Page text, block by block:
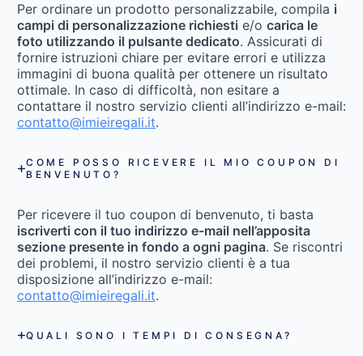
Per ordinare un prodotto personalizzabile, compila i
campi di personalizzazione richiesti e/o carica le
foto utilizzando il pulsante dedicato. Assicurati di
fornire istruzioni chiare per evitare errori e utilizza
immagini di buona qualità per ottenere un risultato
ottimale. In caso di difficoltà, non esitare a
contattare il nostro servizio clienti all’indirizzo e-mail:
contatto@imieiregali.it.
COME POSSO RICEVERE IL MIO COUPON DI
BENVENUTO?
Per ricevere il tuo coupon di benvenuto, ti basta
iscriverti con il tuo indirizzo e-mail nell’apposita
sezione presente in fondo a ogni pagina. Se riscontri
dei problemi, il nostro servizio clienti è a tua
disposizione all’indirizzo e-mail:
contatto@imieiregali.it.
QUALI SONO I TEMPI DI CONSEGNA?